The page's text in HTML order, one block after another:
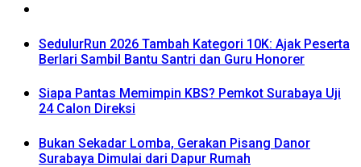
SedulurRun 2026 Tambah Kategori 10K: Ajak Peserta
Berlari Sambil Bantu Santri dan Guru Honorer
Siapa Pantas Memimpin KBS? Pemkot Surabaya Uji
24 Calon Direksi
Bukan Sekadar Lomba, Gerakan Pisang Danor
Surabaya Dimulai dari Dapur Rumah